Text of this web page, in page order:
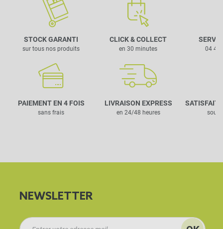
STOCK GARANTI
sur tous nos produits
CLICK & COLLECT
en 30 minutes
PAIEMENT EN 4 FOIS
sans frais
LIVRAISON EXPRESS
en 24/48 heures
04 42
SATISFAIT
sous
NEWSLETTER